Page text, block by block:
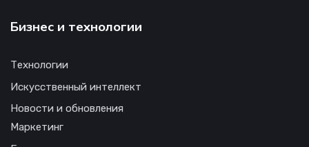
Бизнес и технологии
Технологии
Искусственный интеллект
Новости и обновления
Маркетинг